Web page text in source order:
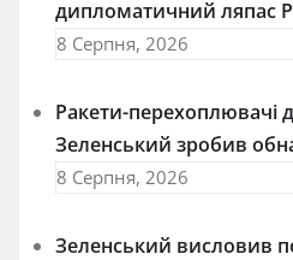
дипломатичний ляпас
8 Серпня, 2026
Ракети-перехоплювачі
Зеленський зробив
8 Серпня, 2026
Зеленський висловив